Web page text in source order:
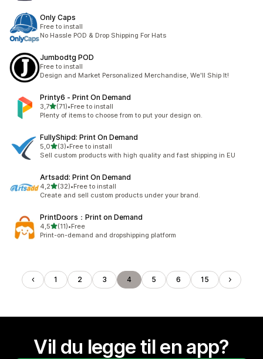
Only Caps
Free to install
No Hassle POD & Drop Shipping For Hats
Jumbodtg POD
Free to install
Design and Market Personalized Merchandise, We'll Ship It!
Printy6 ‑ Print On Demand
3,7av 5 stjerner
(71)
Totalt 71 omtaler
•Free to install
Plenty of items to choose from to put your design on.
FullyShipd: Print On Demand
5,0av 5 stjerner
(3)
Totalt 3 omtaler
•Free to install
Sell custom products with high quality and fast shipping in EU
Artsadd: Print On Demand
4,2av 5 stjerner
(32)
Totalt 32 omtaler
•Free to install
Create and sell custom products under your brand.
PrintDoors：Print on Demand
4,5av 5 stjerner
(11)
Totalt 11 omtaler
•Free
Print-on-demand and dropshipping platform
1 2 3 4 5 6 15
Vil du legge til en app?